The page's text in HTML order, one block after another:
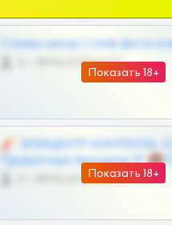
Показать 18+
Сливы шкод | слив фото и
@MILKPRIVATES39BOT
Показать 18+
🧨 ЭПИЦЕНТР КОНТЕНТА:
Приватных Архивов ТГ
@MILKPRIVATES39BOT